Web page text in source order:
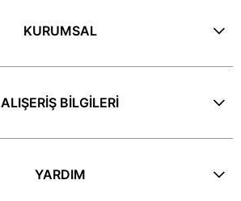
KURUMSAL
ALIŞERİŞ BİLGİLERİ
YARDIM